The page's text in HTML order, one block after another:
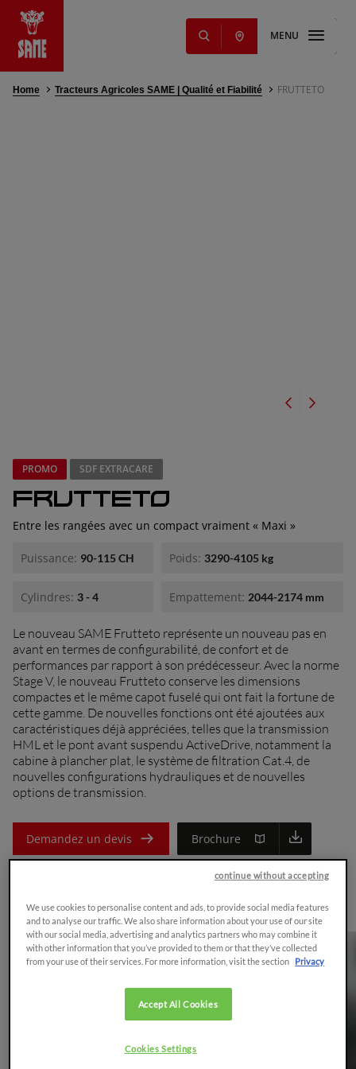
NOUVEAUTÉ
MENU
Home Tracteurs Agricoles SAME | Qualité et Fiabilité FRUTTETO
PROMO SDF EXTRACARE
FRUTTETO
Entre les rangées avec un compact vraiment « Maxi »
Puissance: 90-115 CH Poids: 3290-4105 kg
Cylindres: 3 - 4 Empattement: 2044-2174 mm
Le nouveau SAME Frutteto représente un nouveau pas en
avant en termes de configurabilité, de confort et de
performances par rapport à son prédécesseur. Avec la norme
Stage V, le nouveau Frutteto conserve les dimensions
compactes et le même capot fuselé qui ont fait la fortune de
cette gamme. De nouvelles fonctions ont été ajoutées aux
caractéristiques déjà appréciées, telles que la transmission
HML et le pont avant suspendu ActiveDrive, notamment la
cabine à plancher plat, le système de filtration Cat.4, de
nouvelles configurations hydrauliques et de nouvelles
options de transmission.
Demandez un devis Brochure
Vue d'ensemble
We use cookies to personalise content and ads, to provide social media features
and to analyse our traffic. We also share information about your use of our site
with our social media, advertising and analytics partners who may combine it
with other information that you’ve provided to them or that they’ve collected
from your use of their services. For more information, visit the section
Privacy
continue without accepting
Accept All Cookies
Cookies Settings